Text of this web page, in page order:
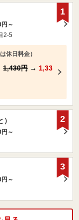
～
2-5
休日料金）
1,430円 → 1,33
1
～
2
～
3